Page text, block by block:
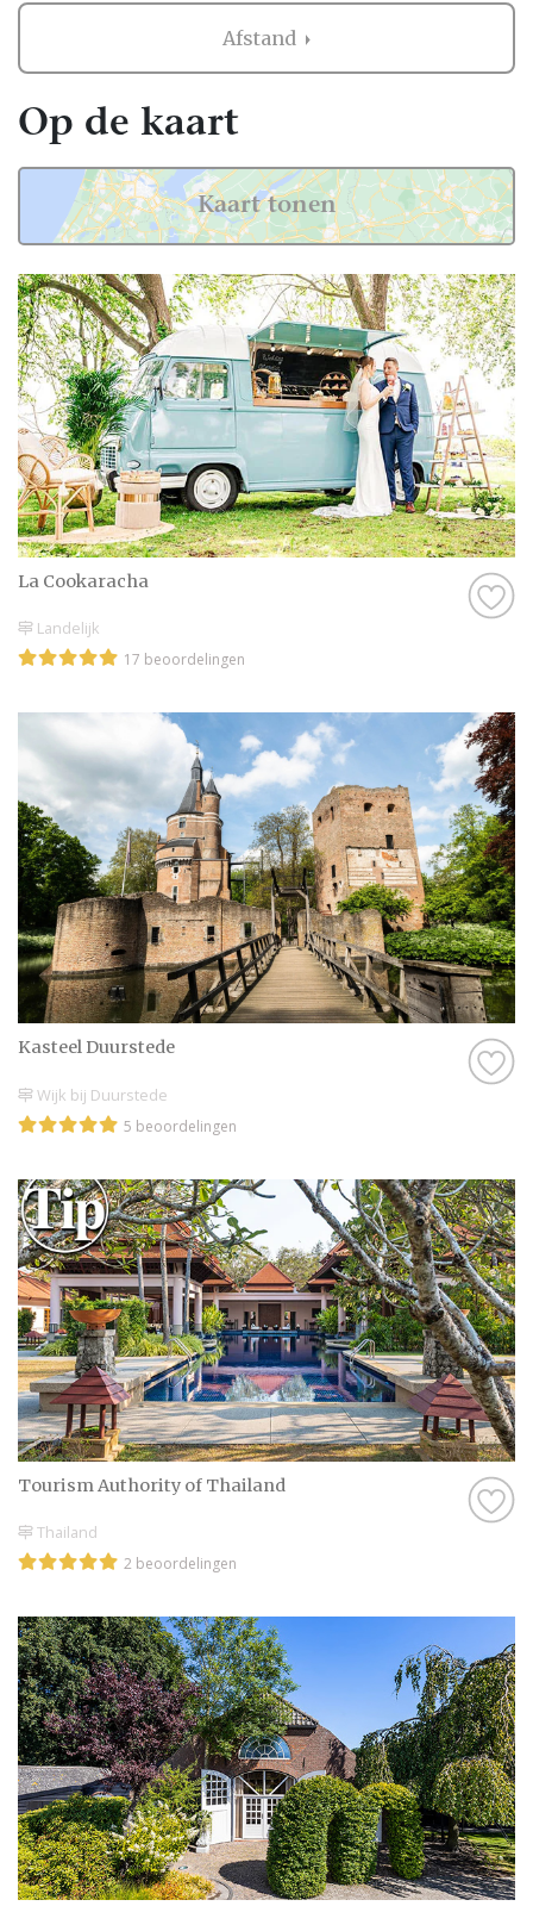
Afstand
La Cookaracha
Landelijk
17 beoordelingen
Kasteel Duurstede
Wijk bij Duurstede
5 beoordelingen
Tourism Authority of Thailand
Thailand
2 beoordelingen
Op de kaart
Kaart tonen